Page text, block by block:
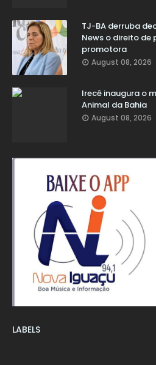
TJ-BA derruba
News o direito
promotora
August 08, 2026
Irecê inaugura o
Animal da Bahia
August 08, 2026
LABELS